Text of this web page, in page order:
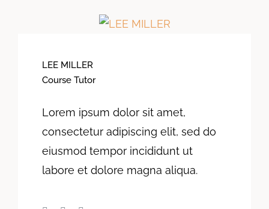
LEE MILLER
Course Tutor
Lorem ipsum dolor sit amet,
consectetur adipiscing elit, sed do
eiusmod tempor incididunt ut
labore et dolore magna aliqua.